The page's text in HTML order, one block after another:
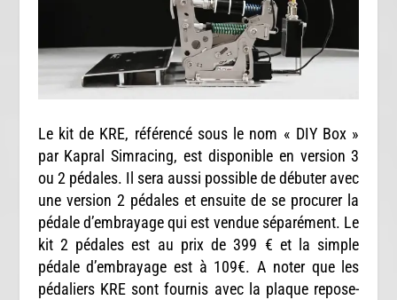
Le kit de KRE, référencé sous le nom « DIY Box »
par Kapral Simracing, est disponible en version 3
ou 2 pédales. Il sera aussi possible de débuter avec
une version 2 pédales et ensuite de se procurer la
pédale d’embrayage qui est vendue séparément. Le
kit 2 pédales est au prix de 399 € et la simple
pédale d’embrayage est à 109€. A noter que les
pédaliers KRE sont fournis avec la plaque repose-